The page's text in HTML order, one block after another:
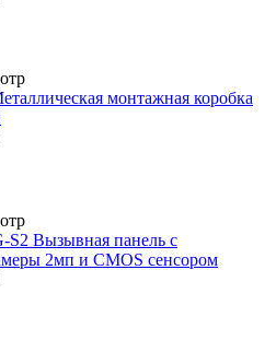
монтажная коробка
Вызывная панель с
2мп и CMOS сенсором